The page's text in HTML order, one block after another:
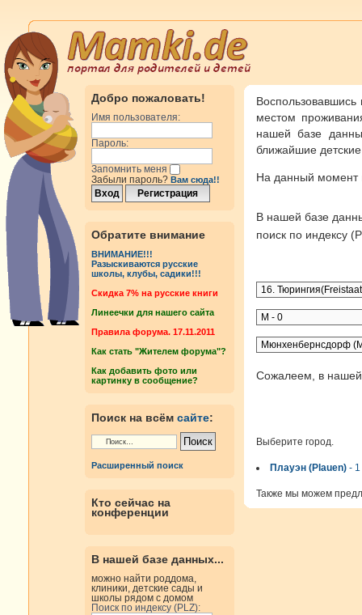
Добро пожаловать!
Имя пользователя:
Пароль:
Запомнить меня
Забыли пароль? Вам сюда!!
Обратите внимание
ВНИМАНИЕ!!!
Разыскиваются русские
школы, клубы, садики!!!
Cкидка 7% на русские книги
Линеечки для нашего сайта
Правила форума. 17.11.2011
Как стать "Жителем форума"?
Как добавить фото или
картинку в сообщение?
Поиск на всём сайте:
Расширенный поиск
Кто сейчас на
конференции
В нашей базе данных...
можно найти роддома,
клиники, детские сады и
школы рядом с домом
Поиск по индексу (PLZ):
местом
нашей базе
ближайшие
На данный
В нашей базе
поиск по индексу
Сожалеем, в нашей
Выберите город.
Плауэн (Plauen) - 1
Также мы можем